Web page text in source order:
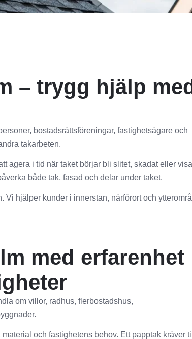
– trygg hjälp
bostadsrättsföreningar, fastighetsägare och
takarbeten.
agera i tid när taket börjar bli slitet, skadat eller
både tak, fasad och delar under taket.
Vi hjälper kunder i innerstan, närförort och
med erfarenhet
om villor, radhus, flerbostadshus,
och fastighetens behov. Ett papptak kräver till